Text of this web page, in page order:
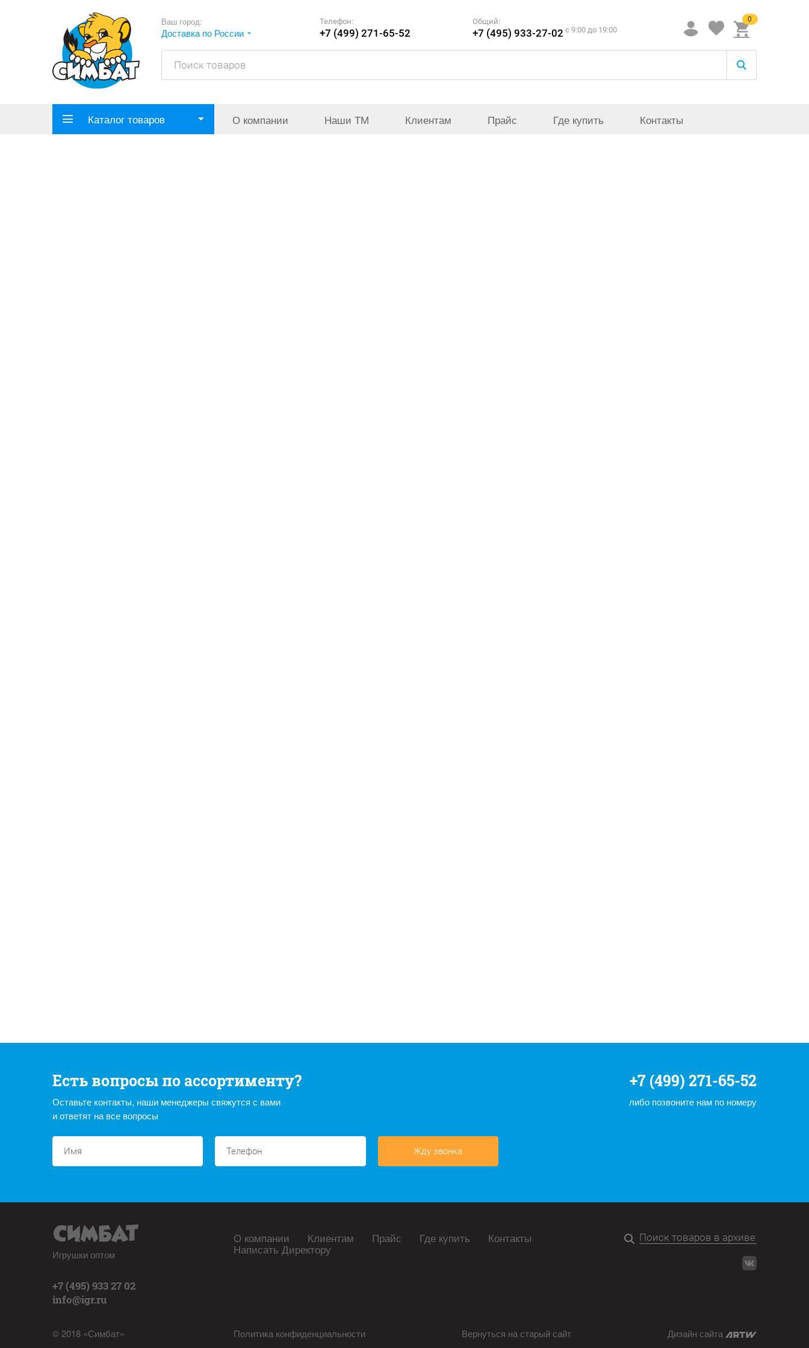
Ваш город:
Доставка по России
Телефон:
+7 (499) 271-65-52
Общий:
+7 (495) 933-27-02 c 9:00 до 19:00
0
Каталог товаров О компании Наши ТМ Клиентам Прайс Где купить Контакты
Есть вопросы по ассортименту?
Оставьте контакты, наши менеджеры свяжутся с вами
и ответят на все вопросы
+7 (499) 271-65-52
либо позвоните нам по номеру
Жду звонка
Игрушки оптом
+7 (495) 933 27 02
info@igr.ru
© 2018 «Симбат»
О компании Клиентам Прайс Где купить Контакты
Написать Директору
Политика конфиденциальности Вернуться на старый сайт Дизайн сайта